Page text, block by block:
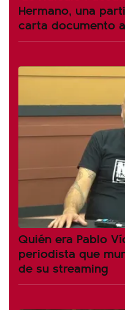
Hermano, una
carta documento
Quién era Pablo
periodista que
de su streaming